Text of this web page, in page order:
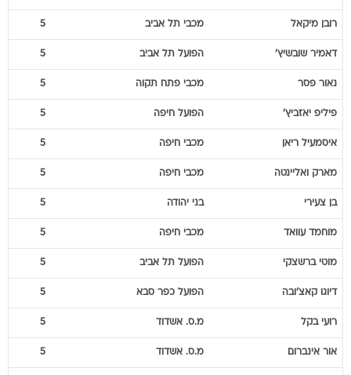
רובן מיקאל מכבי תל אביב 5
דאמיר שובשיץ' הפועל תל אביב 5
נאור פסר מכבי פתח תקוה 5
פיליפ יאזביץ' הפועל חיפה 5
איסמעיל ריאן מכבי חיפה 5
מארק ואליינטה מכבי חיפה 5
בן צעירי בני יהודה 5
מוחמד עוואד מכבי חיפה 5
מוטי ברשצקי הפועל תל אביב 5
דיוגו קאצ'ובה הפועל כפר סבא 5
רועי בקל מ.ס. אשדוד 5
אור אינברום מ.ס. אשדוד 5